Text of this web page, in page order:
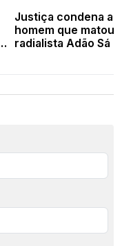
Justiça condena a
homem que matou
radialista Adão Sá